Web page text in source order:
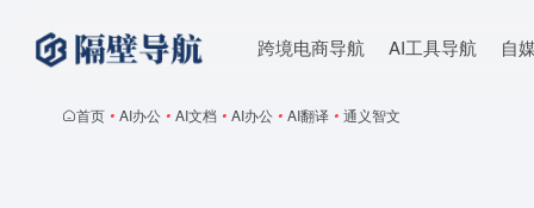
跨境电商导航 AI工具导航 自
首页 • AI办公 • AI文档 • AI办公 • AI翻译 • 通义智文